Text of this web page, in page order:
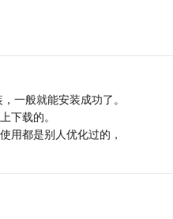
一般就能安装成功了。
下载的。
用都是别人优化过的，